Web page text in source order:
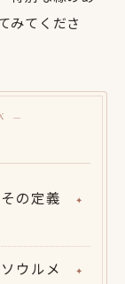
みてくださ
—
の定義
ウルメ